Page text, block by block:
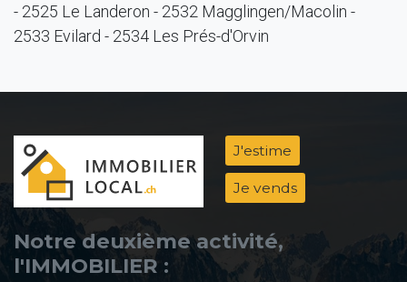
- 2525 Le Landeron - 2532 Magglingen/Macolin -
2533 Evilard - 2534 Les Prés-d'Orvin
Notre deuxième activité,
l'IMMOBILIER :
J'estime
Je vends